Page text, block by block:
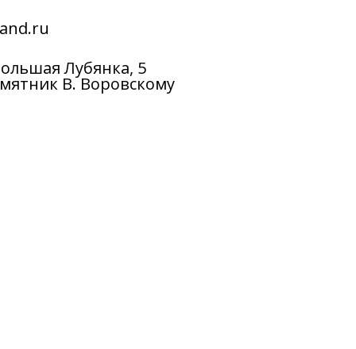
Лубянка, 5
В. Воровскому